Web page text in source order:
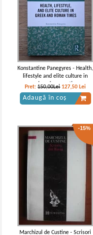
Konstantine Panegyres - Health,
lifestyle and elite culture in
greek and roman times
Pret:150,00Lei 127,50 Lei
Adaugă în coș
-15%
Marchizul de Custine - Scrisori